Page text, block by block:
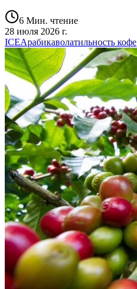
6 Мин. чтение
28 июля 2026 г.
ICEАрабикаволатильность кофе